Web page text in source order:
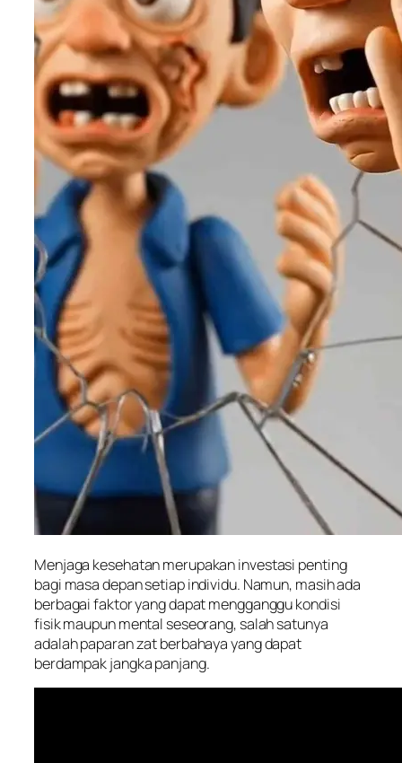
Menjaga kesehatan merupakan investasi penting
bagi masa depan setiap individu. Namun, masih ada
berbagai faktor yang dapat mengganggu kondisi
fisik maupun mental seseorang, salah satunya
adalah paparan zat berbahaya yang dapat
berdampak jangka panjang.